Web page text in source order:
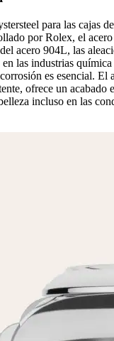
para las cajas
por Rolex, el
acero 904L, las
las industrias
es esencial. El
ofrece un acabado
incluso en las